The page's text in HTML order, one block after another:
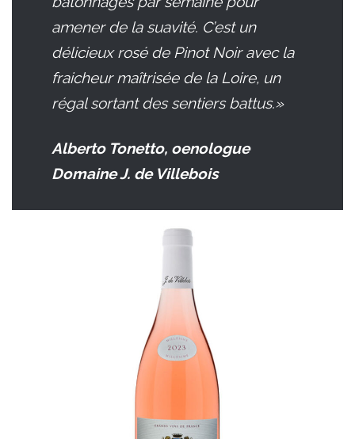
amener de la suavité. C’est un
délicieux rosé de Pinot Noir avec la
fraicheur maîtrisée de la Loire, un
régal sortant des sentiers battus.»
Alberto Tonetto, oenologue
Domaine J. de Villebois